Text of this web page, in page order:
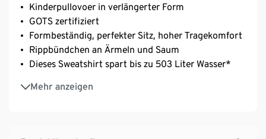
Kinderpullovoer in verlängerter Form
GOTS zertifiziert
Formbeständig, perfekter Sitz, hoher Tragekomfort
Rippbündchen an Ärmeln und Saum
Dieses Sweatshirt spart bis zu 503 Liter Wasser*
Mehr anzeigen
*Quelle: eigene Berechnung auf Basis von
aboutorganiccotton.org (Textile